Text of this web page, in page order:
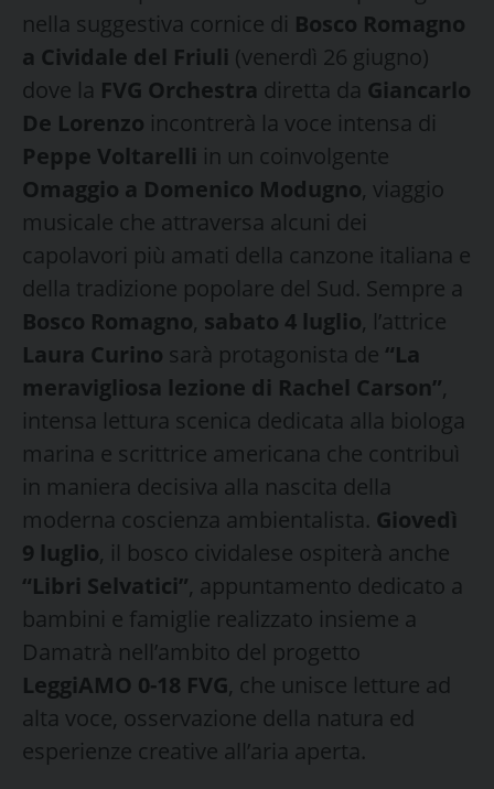
nella suggestiva cornice di Bosco Romagno
a Cividale del Friuli (venerdì 26 giugno)
dove la FVG Orchestra diretta da Giancarlo
De Lorenzo incontrerà la voce intensa di
Peppe Voltarelli in un coinvolgente
Omaggio a Domenico Modugno, viaggio
musicale che attraversa alcuni dei
capolavori più amati della canzone italiana e
della tradizione popolare del Sud. Sempre a
Bosco Romagno, sabato 4 luglio, l’attrice
Laura Curino sarà protagonista de “La
meravigliosa lezione di Rachel Carson”,
intensa lettura scenica dedicata alla biologa
marina e scrittrice americana che contribuì
in maniera decisiva alla nascita della
moderna coscienza ambientalista. Giovedì
9 luglio, il bosco cividalese ospiterà anche
“Libri Selvatici”, appuntamento dedicato a
bambini e famiglie realizzato insieme a
Damatrà nell’ambito del progetto
LeggiAMO 0-18 FVG, che unisce letture ad
alta voce, osservazione della natura ed
esperienze creative all’aria aperta.